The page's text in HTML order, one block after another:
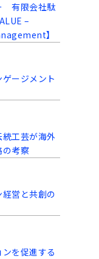
有限会社駄
–
】
ージメント
統工芸が海外
の考察
営と共創の
を促進する